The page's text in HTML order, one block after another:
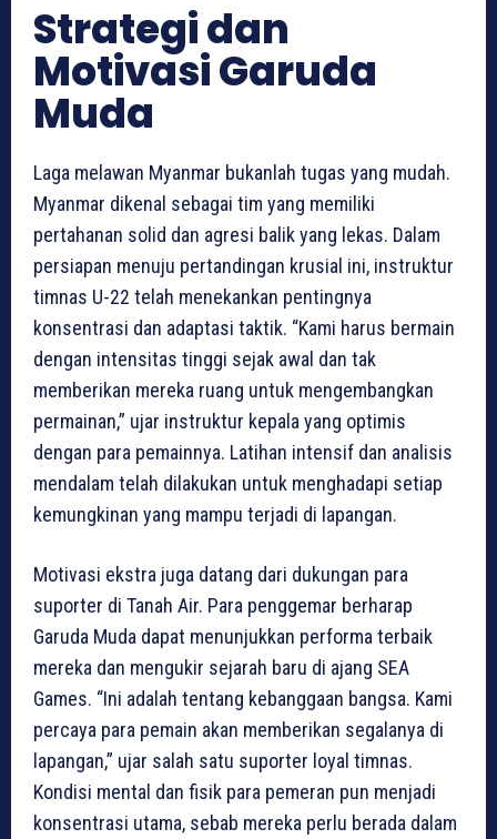
Strategi dan
Motivasi Garuda
Muda
Laga melawan Myanmar bukanlah tugas yang mudah.
Myanmar dikenal sebagai tim yang memiliki
pertahanan solid dan agresi balik yang lekas. Dalam
persiapan menuju pertandingan krusial ini, instruktur
timnas U-22 telah menekankan pentingnya
konsentrasi dan adaptasi taktik. “Kami harus bermain
dengan intensitas tinggi sejak awal dan tak
memberikan mereka ruang untuk mengembangkan
permainan,” ujar instruktur kepala yang optimis
dengan para pemainnya. Latihan intensif dan analisis
mendalam telah dilakukan untuk menghadapi setiap
kemungkinan yang mampu terjadi di lapangan.
Motivasi ekstra juga datang dari dukungan para
suporter di Tanah Air. Para penggemar berharap
Garuda Muda dapat menunjukkan performa terbaik
mereka dan mengukir sejarah baru di ajang SEA
Games. “Ini adalah tentang kebanggaan bangsa. Kami
percaya para pemain akan memberikan segalanya di
lapangan,” ujar salah satu suporter loyal timnas.
Kondisi mental dan fisik para pemeran pun menjadi
konsentrasi utama, sebab mereka perlu berada dalam